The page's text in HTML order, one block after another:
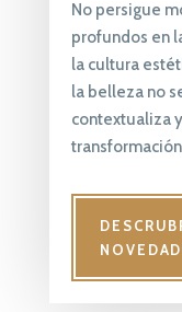
No persigue
profundos en
la cultura
la belleza no
contextualiza